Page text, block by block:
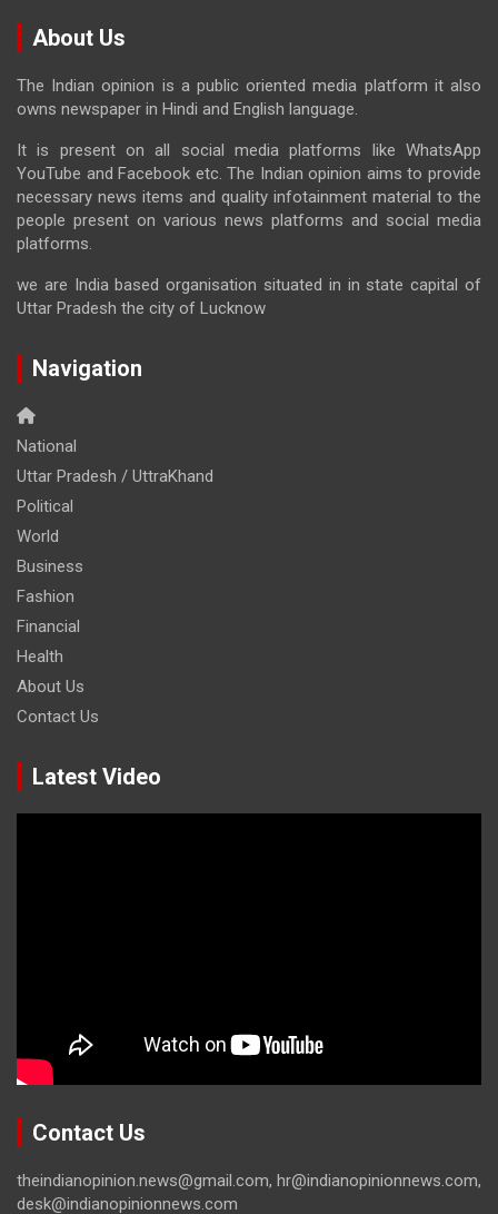
About Us
The Indian opinion is a public oriented media platform it also
owns newspaper in Hindi and English language.
It is present on all social media platforms like WhatsApp
YouTube and Facebook etc. The Indian opinion aims to provide
necessary news items and quality infotainment material to the
people present on various news platforms and social media
platforms.
we are India based organisation situated in in state capital of
Uttar Pradesh the city of Lucknow
Navigation
National
Uttar Pradesh / UttraKhand
Political
World
Business
Fashion
Financial
Health
About Us
Contact Us
Latest Video
Contact Us
theindianopinion.news@gmail.com, hr@indianopinionnews.com,
desk@indianopinionnews.com